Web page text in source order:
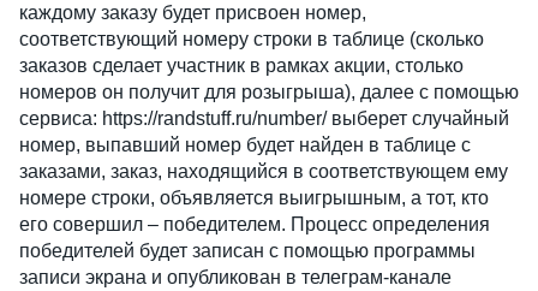
каждому заказу будет присвоен номер,
соответствующий номеру строки в таблице (сколько
заказов сделает участник в рамках акции, столько
номеров он получит для розыгрыша), далее с помощью
сервиса: https://randstuff.ru/number/ выберет случайный
номер, выпавший номер будет найден в таблице с
заказами, заказ, находящийся в соответствующем ему
номере строки, объявляется выигрышным, а тот, кто
его совершил – победителем. Процесс определения
победителей будет записан с помощью программы
записи экрана и опубликован в телеграм-канале